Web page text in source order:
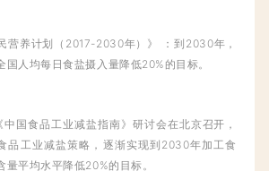
营养计划（2017-2030年）》 ：到2030年，
国人均每日食盐摄入量降低20%的目标。
中国食品工业减盐指南》研讨会在北京召开，
品工业减盐策略，逐渐实现到2030年加工食
量平均水平降低20%的目标。